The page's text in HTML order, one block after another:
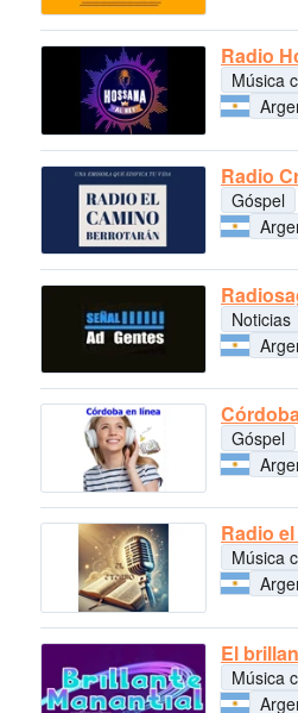
Radio
Música
Radio
Góspel
Noticias
Góspel
Radio
Música
El
Música